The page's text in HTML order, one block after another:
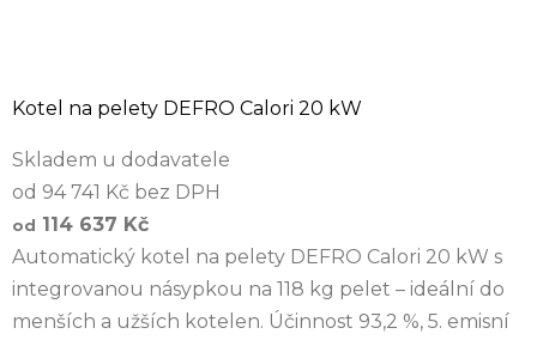
Kotel na pelety DEFRO Calori 20 kW
Skladem u dodavatele
od 94 741 Kč bez DPH
od 114 637 Kč
Automatický kotel na pelety DEFRO Calori 20 kW s
integrovanou násypkou na 118 kg pelet – ideální do
menších a užších kotelen. Účinnost 93,2 %, 5. emisní